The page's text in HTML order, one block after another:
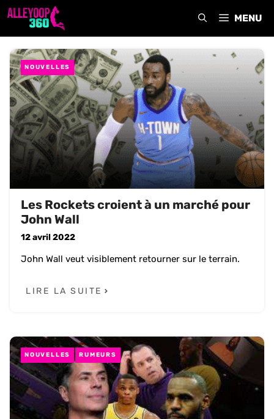
Aller
MENU
NOUVELLES
Les Rockets croient à un marché pour
John Wall
12 avril 2022
John Wall veut visiblement retourner sur le terrain.
LIRE LA SUITE
NOUVELLES RUMEURS